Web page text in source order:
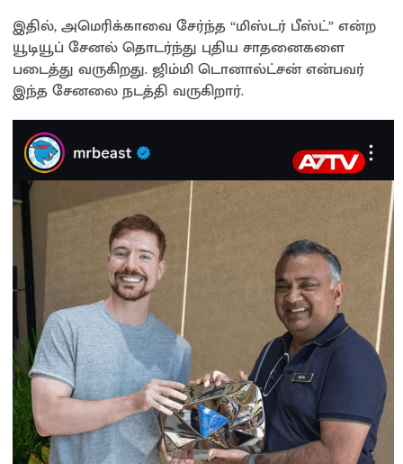
இதில், அமெரிக்காவை சேர்ந்த “மிஸ்டர் பீஸ்ட்” என்ற
யூடியூப் சேனல் தொடர்ந்து புதிய சாதனைகளை
படைத்து வருகிறது. ஜிம்மி டொனால்ட்சன் என்பவர்
இந்த சேனலை நடத்தி வருகிறார்.